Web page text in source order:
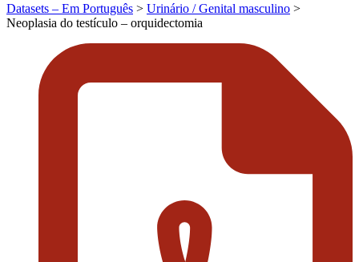
Datasets – Em Português > Urinário / Genital masculino >
Neoplasia do testículo – orquidectomia